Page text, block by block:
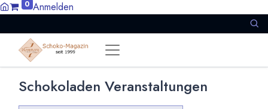
0 Anmelden
Schokoladen Veranstaltungen